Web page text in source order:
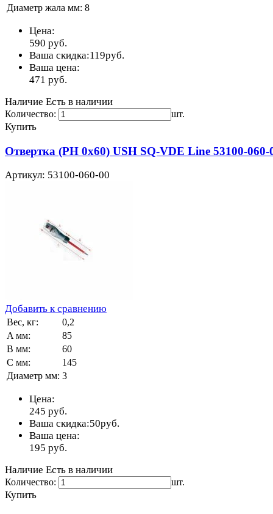
Диаметр жала мм: 8
Цена:
590 руб.
Ваша скидка:119руб.
Ваша цена:
471 руб.
Наличие Есть в наличии
Количество: шт.
Купить
Отвертка (PH 0x60) USH SQ-VDE Line 53100-060-
Артикул: 53100-060-00
Добавить к сравнению
Вес, кг:
0,2
A мм:
85
B мм:
60
C мм:
145
Диаметр мм: 3
Цена:
245 руб.
Ваша скидка:50руб.
Ваша цена:
195 руб.
Наличие Есть в наличии
Количество: шт.
Купить